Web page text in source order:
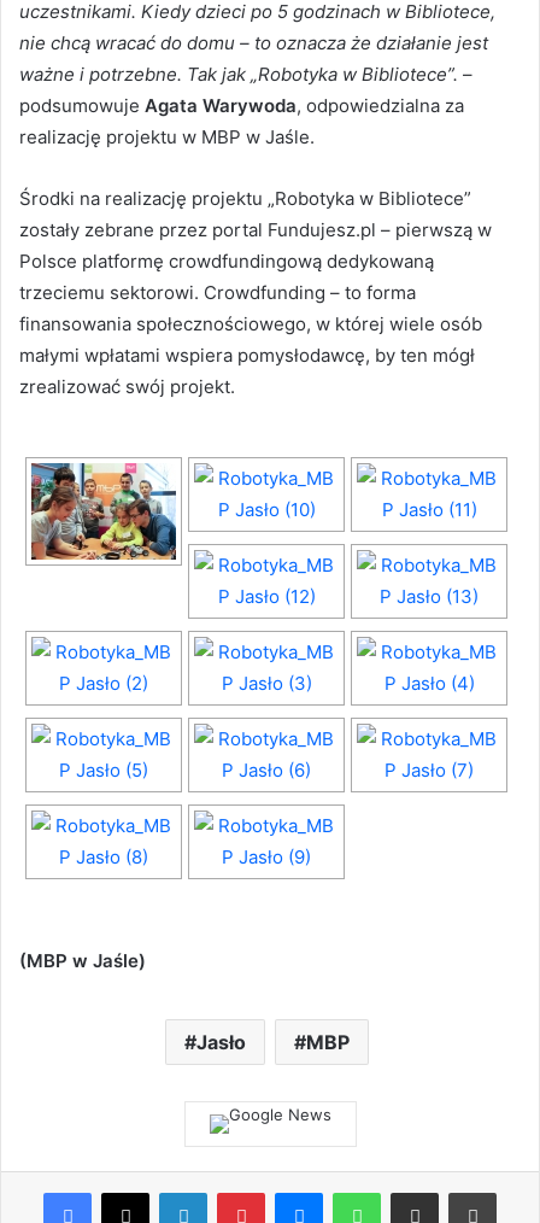
uczestnikami. Kiedy dzieci po 5 godzinach w Bibliotece,
nie chcą wracać do domu – to oznacza że działanie jest
ważne i potrzebne. Tak jak „Robotyka w Bibliotece”. –
podsumowuje Agata Warywoda, odpowiedzialna za
realizację projektu w MBP w Jaśle.
Środki na realizację projektu „Robotyka w Bibliotece”
zostały zebrane przez portal Fundujesz.pl – pierwszą w
Polsce platformę crowdfundingową dedykowaną
trzeciemu sektorowi. Crowdfunding – to forma
finansowania społecznościowego, w której wiele osób
małymi wpłatami wspiera pomysłodawcę, by ten mógł
zrealizować swój projekt.
(MBP w Jaśle)
Jasło MBP
Facebook
X LinkedInPinterestMessengerWhatsAppShare via Email Print